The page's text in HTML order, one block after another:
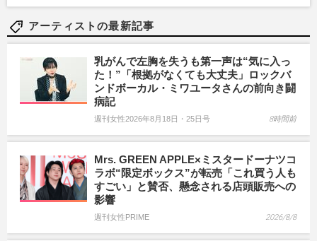
アーティストの最新記事
乳がんで左胸を失うも第一声は“気に入っ
た！”「根拠がなくても大丈夫」ロックバ
ンドボーカル・ミワユータさんの前向き闘
病記
週刊女性2026年8月18日・25日号 8時間前
Mrs. GREEN APPLE×ミスタードーナツコ
ラボ“限定ボックス”が転売「これ買う人も
すごい」と賛否、懸念される店頭販売への
影響
週刊女性PRIME 2026/8/8